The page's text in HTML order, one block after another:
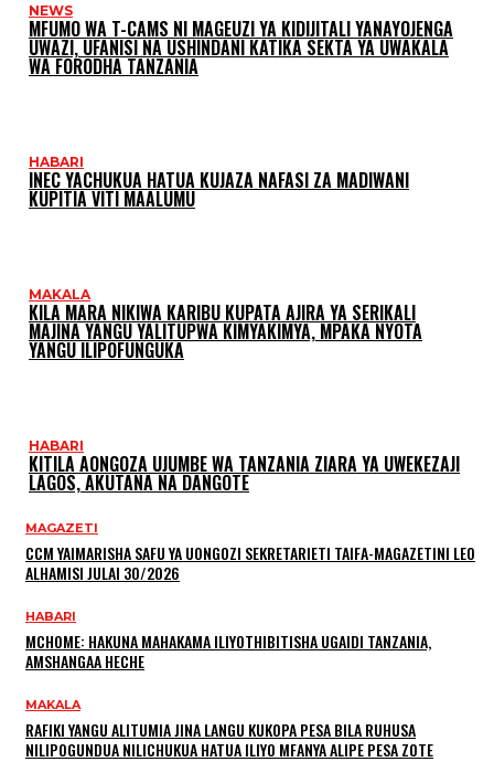
NEWS
MFUMO WA T-CAMS NI MAGEUZI YA KIDIJITALI YANAYOJENGA
UWAZI, UFANISI NA USHINDANI KATIKA SEKTA YA UWAKALA
WA FORODHA TANZANIA
HABARI
INEC YACHUKUA HATUA KUJAZA NAFASI ZA MADIWANI
KUPITIA VITI MAALUMU
MAKALA
KILA MARA NIKIWA KARIBU KUPATA AJIRA YA SERIKALI
MAJINA YANGU YALITUPWA KIMYAKIMYA, MPAKA NYOTA
YANGU ILIPOFUNGUKA
HABARI
KITILA AONGOZA UJUMBE WA TANZANIA ZIARA YA UWEKEZAJI
LAGOS, AKUTANA NA DANGOTE
MAGAZETI
CCM YAIMARISHA SAFU YA UONGOZI SEKRETARIETI TAIFA-MAGAZETINI LEO
ALHAMISI JULAI 30/2026
HABARI
MCHOME: HAKUNA MAHAKAMA ILIYOTHIBITISHA UGAIDI TANZANIA,
AMSHANGAA HECHE
MAKALA
RAFIKI YANGU ALITUMIA JINA LANGU KUKOPA PESA BILA RUHUSA
NILIPOGUNDUA NILICHUKUA HATUA ILIYO MFANYA ALIPE PESA ZOTE